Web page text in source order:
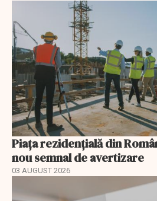
Piața rezidențială din
nou semnal de avertizare
03 AUGUST 2026